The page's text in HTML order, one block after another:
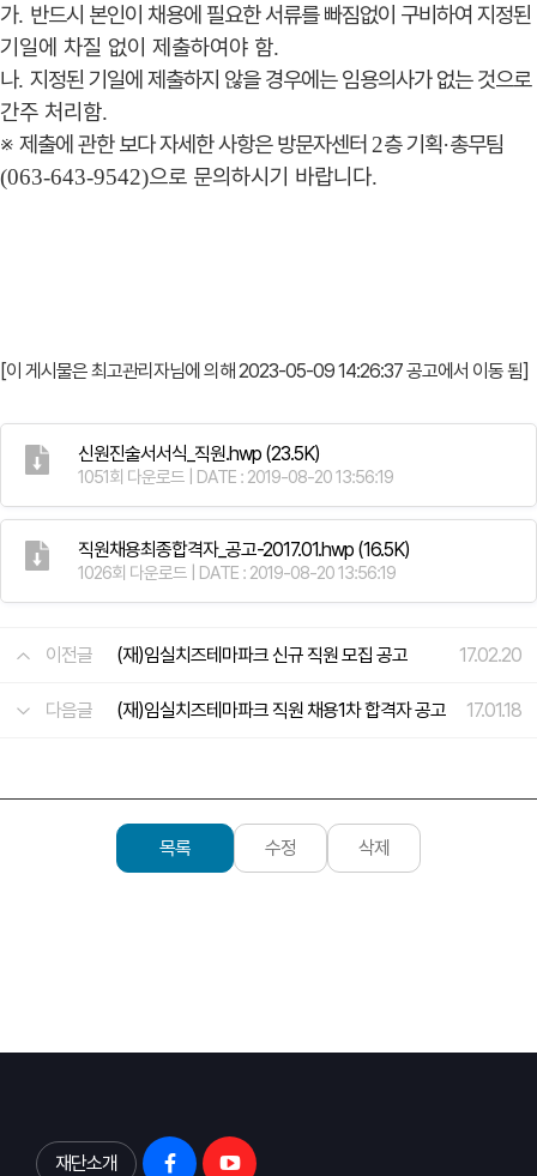
가. 반드시 본인이 채용에 필요한 서류를 빠짐없이 구비하여 지정된
기일에 차질 없이 제출하여야 함.
나. 지정된 기일에 제출하지 않을 경우에는 임용의사가 없는 것으로
간주 처리함.
※ 제출에 관한 보다 자세한 사항은 방문자센터 2층 기획·총무팀
(063-643-9542)으로 문의하시기 바랍니다.
[이 게시물은 최고관리자님에 의해 2023-05-09 14:26:37 공고에서 이동 됨]
신원진술서서식_직원.hwp (23.5K)
1051회 다운로드 | DATE : 2019-08-20 13:56:19
직원채용최종합격자_공고-2017.01.hwp (16.5K)
1026회 다운로드 | DATE : 2019-08-20 13:56:19
이전글 (재)임실치즈테마파크 신규 직원 모집 공고 17.02.20
다음글 (재)임실치즈테마파크 직원 채용1차 합격자 공고 17.01.18
목록 수정 삭제
재단소개